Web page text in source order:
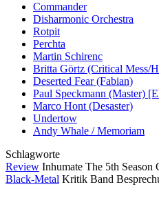
Commander
Disharmonic Orchestra
Rotpit
Perchta
Martin Schirenc
Britta Görtz (Critical Mess/
Deserted Fear (Fabian)
Paul Speckmann (Master)
Marco Hont (Desaster)
Undertow
Andy Whale / Memoriam
Schlagworte
Review Inhumate The 5th Season
Black-Metal Kritik Band